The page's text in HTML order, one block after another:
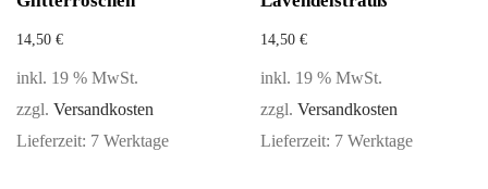
14,50 €
inkl. 19 % MwSt.
zzgl. Versandkosten
Lieferzeit: 7 Werktage
14,50 €
inkl. 19 % MwSt.
zzgl. Versandkosten
Lieferzeit: 7 Werktage